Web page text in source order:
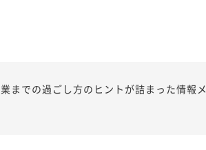
までの過ごし方のヒントが詰まった情報